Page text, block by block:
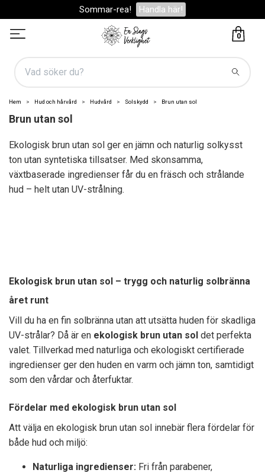
Sommar-rea! Handla här!
0
Hem Hud och hårvård Hudvård Solskydd Brun utan sol
Brun utan sol
Ekologisk brun utan sol ger en jämn och naturlig solkysst
ton utan syntetiska tillsatser. Med skonsamma,
växtbaserade ingredienser får du en fräsch och strålande
hud – helt utan UV-strålning.
Ekologisk brun utan sol – trygg och naturlig solbränna
året runt
Vill du ha en fin solbränna utan att utsätta huden för skadliga
UV-strålar? Då är en ekologisk brun utan sol det perfekta
valet. Tillverkad med naturliga och ekologiskt certifierade
ingredienser ger den huden en varm och jämn ton, samtidigt
som den vårdar och återfuktar.
Fördelar med ekologisk brun utan sol
Att välja en ekologisk brun utan sol innebär flera fördelar för
både hud och miljö:
Naturliga ingredienser: Fri från parabener,